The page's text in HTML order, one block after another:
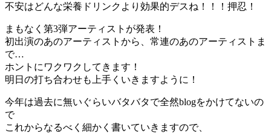
不安はどんな栄養ドリンクより効果的デスね！！！押忍！
まもなく第3弾アーティストが発表！
初出演のあのアーティストから、常連のあのアーティストま
で…
ホントにワクワクしてきます！
明日の打ち合わせも上手くいきますように！
今年は過去に無いぐらいバタバタで全然blogをかけてないの
で
これからなるべく細かく書いていきますので、